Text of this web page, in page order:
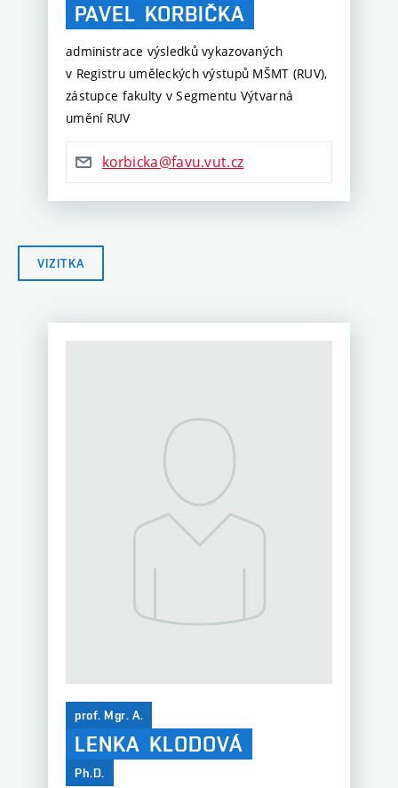
PAVEL KORBIČKA
administrace výsledků vykazovaných
v Registru uměleckých výstupů MŠMT (RUV),
zástupce fakulty v Segmentu Výtvarná
umění RUV
korbicka@favu.vut.cz
VIZITKA
prof. Mgr. A.
LENKA KLODOVÁ
Ph.D.